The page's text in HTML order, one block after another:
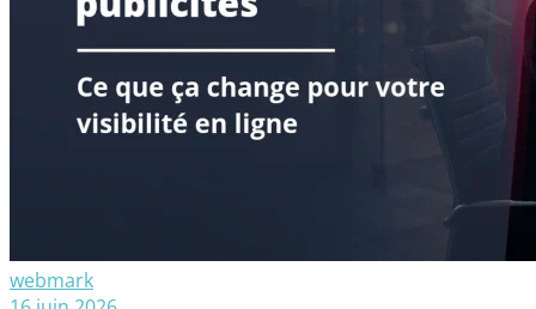
webmark